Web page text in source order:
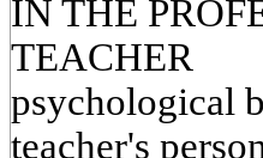
IN THE
TEACHER
psychological
teacher's